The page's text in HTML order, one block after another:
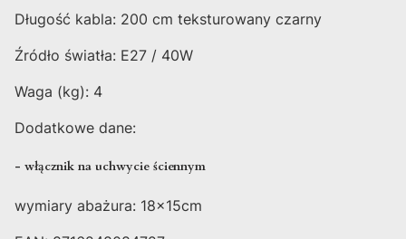
Długość kabla: 200 cm teksturowany czarny
Źródło światła: E27 / 40W
Waga (kg): 4
Dodatkowe dane:
- włącznik na uchwycie ściennym
wymiary abażura: 18x15cm